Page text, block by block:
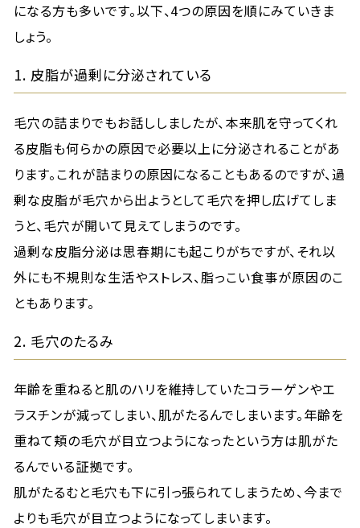
になる方も多いです。以下、4つの原因を順にみていきま
しょう。
1. 皮脂が過剰に分泌されている
毛穴の詰まりでもお話ししましたが、本来肌を守ってくれ
る皮脂も何らかの原因で必要以上に分泌されることがあ
ります。これが詰まりの原因になることもあるのですが、過
剰な皮脂が毛穴から出ようとして毛穴を押し広げてしま
うと、毛穴が開いて見えてしまうのです。
過剰な皮脂分泌は思春期にも起こりがちですが、それ以
外にも不規則な生活やストレス、脂っこい食事が原因のこ
ともあります。
2. 毛穴のたるみ
年齢を重ねると肌のハリを維持していたコラーゲンやエ
ラスチンが減ってしまい、肌がたるんでしまいます。年齢を
重ねて頬の毛穴が目立つようになったという方は肌がた
るんでいる証拠です。
肌がたるむと毛穴も下に引っ張られてしまうため、今まで
よりも毛穴が目立つようになってしまいます。